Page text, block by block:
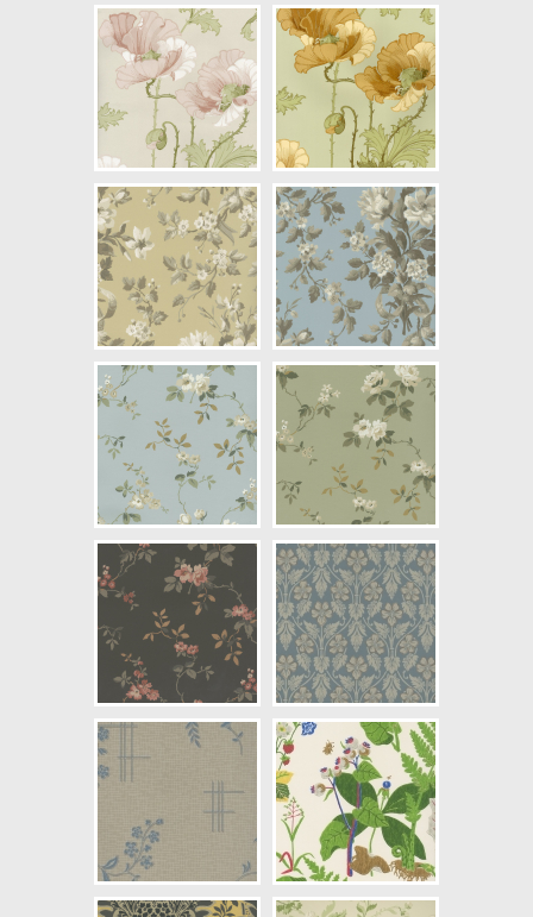
Cirkapris: 1099,00 kr
(Kontakta din färghandlare för
exakt pris.)